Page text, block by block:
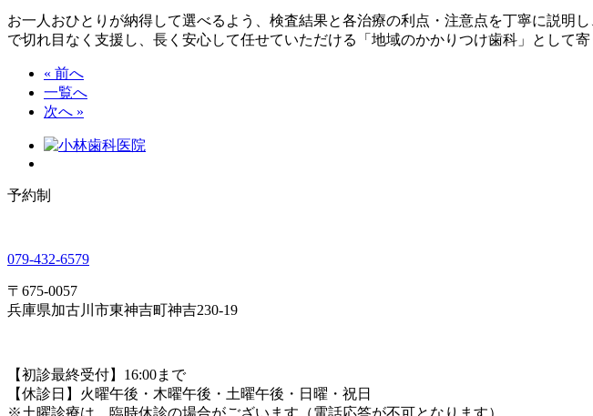
お一人おひとりが納得して選べるよう、検査結果と各治療の利点・注意点を丁寧に説明
で切れ目なく支援し、長く安心して任せていただける「地域のかかりつけ歯科」として寄
« 前へ
一覧へ
次へ »
予約制
079-432-6579
〒675-0057
兵庫県加古川市東神吉町神吉230-19
【初診最終受付】16:00まで
【休診日】火曜午後・木曜午後・土曜午後・日曜・祝日
※土曜診療は、臨時休診の場合がございます（電話応答が不可となります）。